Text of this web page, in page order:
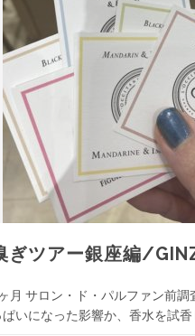
ぎツアー銀座編/
月 サロン・ド・パルファン前
いになった影響か、香水を試